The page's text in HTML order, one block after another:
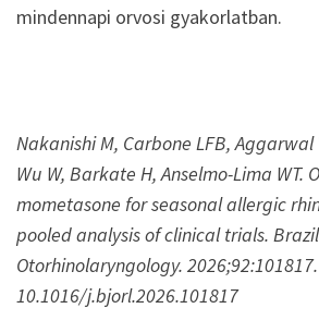
mindennapi orvosi gyakorlatban.
Nakanishi M, Carbone LFB, Aggarwal
Wu W, Barkate H, Anselmo-Lima WT.
mometasone for seasonal allergic
pooled analysis of clinical trials.
Otorhinolaryngology.
10.1016/j.bjorl.2026.101817